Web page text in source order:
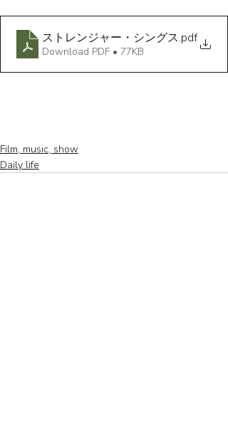
ストレンジャー・シングス.pdf
Download PDF • 77KB
Film, music, show
Daily life